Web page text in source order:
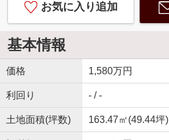
お気に入り追加
基本情報
価格 1,580万円
利回り - / -
土地面積(坪数) 163.47㎡(49.44坪)